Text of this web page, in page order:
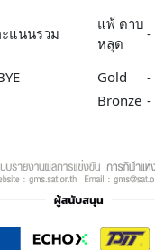
แนนรวม
แพ้ ดาบ
หลุด
-
Gold
-
Bronze -